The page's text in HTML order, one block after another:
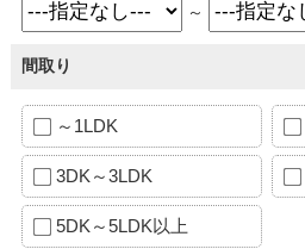
～
間取り
～1LDK
3DK～3LDK
5DK～5LDK以上